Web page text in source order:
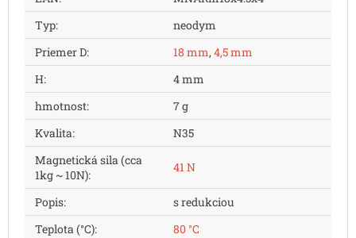
Typ:
neodym
Priemer D: 18 mm,4,5 mm
H:
4 mm
hmotnost:
7 g
Kvalita:
N35
Magnetická sila (cca
1kg ~ 10N):
41 N
Popis:
s redukciou
Teplota (°C):
80 °C